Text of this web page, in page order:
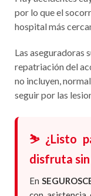
por lo que el
hospital más
Las aseguradoras
repatriación del
no incluyen,
seguir por las
⛷️ ¿Listo
disfruta
En